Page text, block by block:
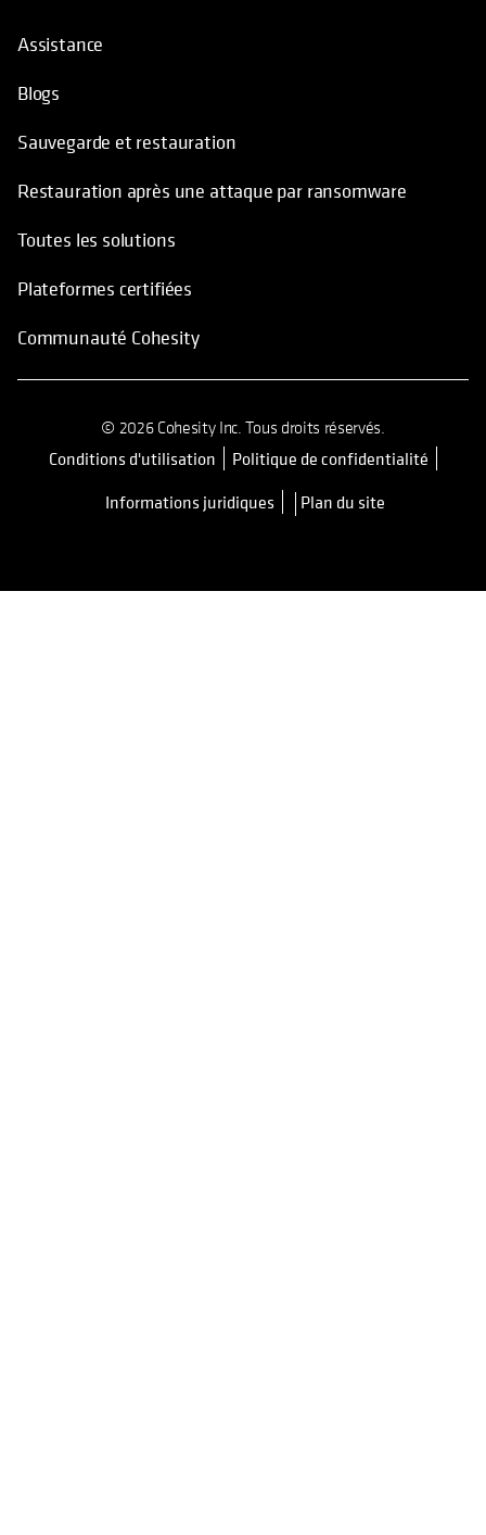
Assistance
Blogs
Sauvegarde et restauration
Restauration après une attaque par ransomware
Toutes les solutions
Plateformes certifiées
Communauté Cohesity
© 2026 Cohesity Inc. Tous droits réservés.
Conditions d'utilisation s’ouvre dans un nouvel onglet
Politique de confidentialité
Informations juridiques
Plan du site